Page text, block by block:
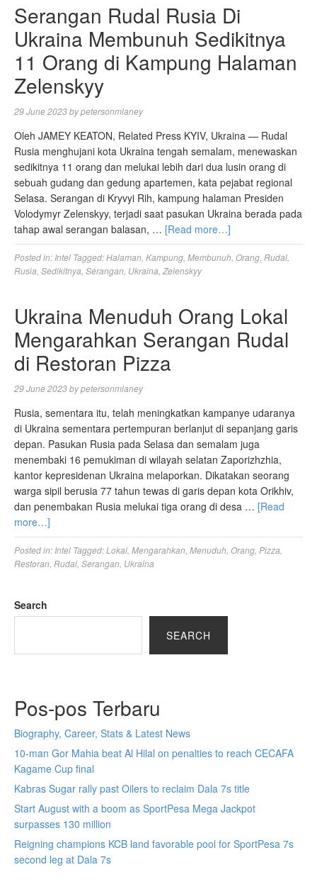
Serangan Rudal Rusia Di
Ukraina Membunuh Sedikitnya
11 Orang di Kampung Halaman
Zelenskyy
29 June 2023bypetersonmlaney
Oleh JAMEY KEATON, Related Press KYIV, Ukraina — Rudal
Rusia menghujani kota Ukraina tengah semalam, menewaskan
sedikitnya 11 orang dan melukai lebih dari dua lusin orang di
sebuah gudang dan gedung apartemen, kata pejabat regional
Selasa. Serangan di Kryvyi Rih, kampung halaman Presiden
Volodymyr Zelenskyy, terjadi saat pasukan Ukraina berada pada
tahap awal serangan balasan, … [Read more…]
Posted in: Intel Tagged:Halaman Kampung Membunuh Orang Rudal
Rusia Sedikitnya Serangan Ukraina Zelenskyy
Ukraina Menuduh Orang Lokal
Mengarahkan Serangan Rudal
di Restoran Pizza
29 June 2023bypetersonmlaney
Rusia, sementara itu, telah meningkatkan kampanye udaranya
di Ukraina sementara pertempuran berlanjut di sepanjang garis
depan. Pasukan Rusia pada Selasa dan semalam juga
menembaki 16 pemukiman di wilayah selatan Zaporizhzhia,
kantor kepresidenan Ukraina melaporkan. Dikatakan seorang
warga sipil berusia 77 tahun tewas di garis depan kota Orikhiv,
dan penembakan Rusia melukai tiga orang di desa … [Read
more…]
Posted in: Intel Tagged:Lokal Mengarahkan Menuduh Orang Pizza
Restoran Rudal Serangan Ukraina
Search
SEARCH
Pos-pos Terbaru
Biography, Career, Stats & Latest News
10-man Gor Mahia beat Al Hilal on penalties to reach CECAFA
Kagame Cup final
Kabras Sugar rally past Oilers to reclaim Dala 7s title
Start August with a boom as SportPesa Mega Jackpot
surpasses 130 million
Reigning champions KCB land favorable pool for SportPesa 7s
second leg at Dala 7s